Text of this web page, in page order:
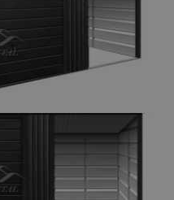
Funkcionalitás